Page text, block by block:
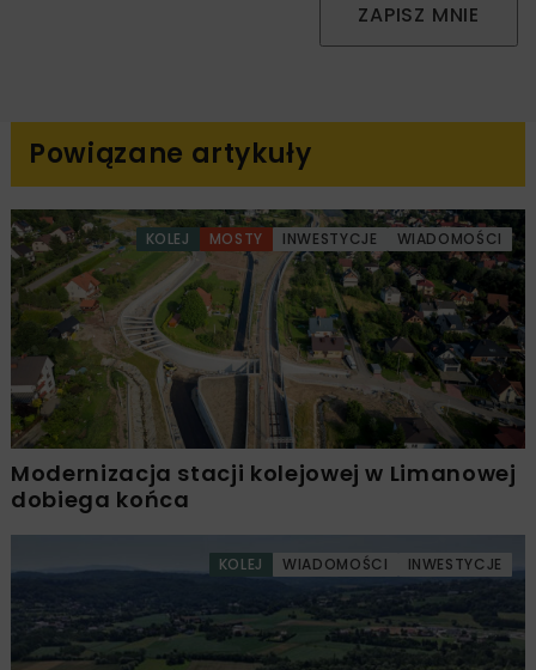
ZAPISZ MNIE
Powiązane artykuły
KOLEJ MOSTY INWESTYCJE WIADOMOŚCI
Modernizacja stacji kolejowej w Limanowej
dobiega końca
KOLEJ WIADOMOŚCI INWESTYCJE